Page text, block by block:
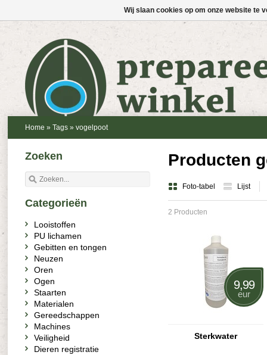
Home » Tags » vogelpoot
Producten
Foto-tabel Lijst
2 Producten
9,99
eur
Sterkwater
Zoeken
Categorieën
Looistoffen
PU lichamen
Gebitten en tongen
Neuzen
Oren
Ogen
Staarten
Materialen
Gereedschappen
Machines
Veiligheid
Dieren registratie
Wij slaan cookies op om onze website te